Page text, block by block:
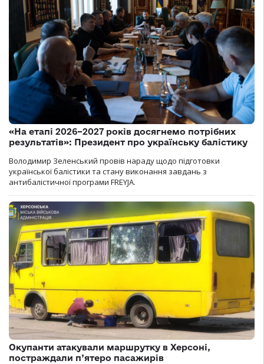
«На етапі 2026–2027 років досягнемо потрібних
результатів»: Президент про українську балістику
Володимир Зеленський провів нараду щодо підготовки
української балістики та стану виконання завдань з
антибалістичної програми FREYJA.
Окупанти атакували маршрутку в Херсоні,
постраждали п’ятеро пасажирів